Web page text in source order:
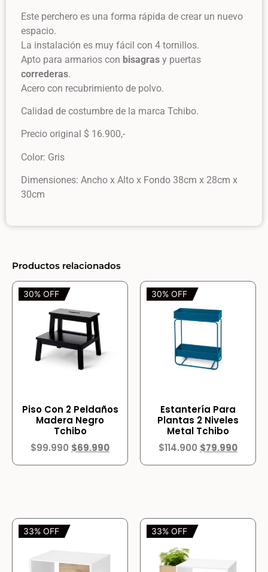
Este perchero es una forma rápida de crear un nuevo
espacio.
La instalación es muy fácil con 4 tornillos.
Apto para armarios con bisagras y puertas
correderas.
Acero con recubrimiento de polvo.
Calidad de costumbre de la marca Tchibo.
Precio original $ 16.900,-
Color: Gris
Dimensiones: Ancho x Alto x Fondo 38cm x 28cm x
30cm
Productos relacionados
30% OFF
Piso Con 2 Peldaños
Madera Negro
Tchibo
$99.990 $69.990
30% OFF
Estantería Para
Plantas 2 Niveles
Metal Tchibo
$114.900 $79.990
33% OFF 33% OFF